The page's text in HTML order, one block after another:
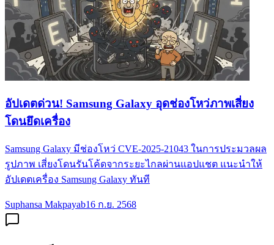
อัปเดตด่วน! Samsung Galaxy อุดช่องโหว่ภาพเสี่ยง
โดนยึดเครื่อง
Samsung Galaxy มีช่องโหว่ CVE-2025-21043 ในการประมวลผล
รูปภาพ เสี่ยงโดนรันโค้ดจากระยะไกลผ่านแอปแชต แนะนำให้
อัปเดตเครื่อง Samsung Galaxy ทันที
Suphansa Makpayab16 ก.ย. 2568